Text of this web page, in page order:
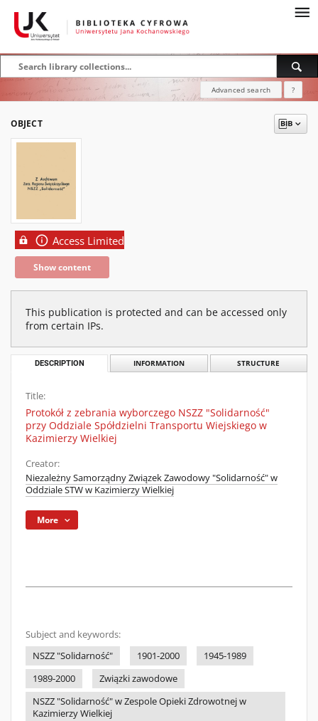
Advanced search ?
OBJECT
Access Limited
Show content
This publication is protected and can be accessed only
from certain IPs.
DESCRIPTION INFORMATION STRUCTURE
Title:
Protokół z zebrania wyborczego NSZZ "Solidarność"
przy Oddziale Spółdzielni Transportu Wiejskiego w
Kazimierzy Wielkiej
Creator:
Niezależny Samorządny Związek Zawodowy "Solidarność" w
Oddziale STW w Kazimierzy Wielkiej
More
Subject and keywords:
NSZZ "Solidarność"
1901-2000
1945-1989
1989-2000
Związki zawodowe
NSZZ "Solidarność" w Zespole Opieki Zdrowotnej w
Kazimierzy Wielkiej